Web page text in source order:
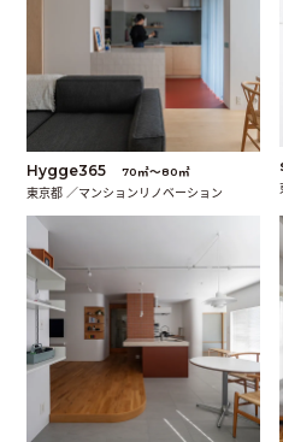
Hygge365 70㎡〜80㎡
東京都 ／マンションリノベーション